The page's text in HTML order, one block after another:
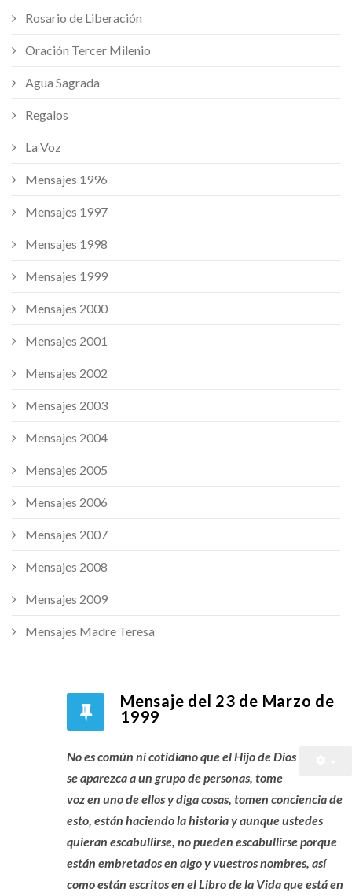
Rosario de Liberación
Oración Tercer Milenio
Agua Sagrada
Regalos
La Voz
Mensajes 1996
Mensajes 1997
Mensajes 1998
Mensajes 1999
Mensajes 2000
Mensajes 2001
Mensajes 2002
Mensajes 2003
Mensajes 2004
Mensajes 2005
Mensajes 2006
Mensajes 2007
Mensajes 2008
Mensajes 2009
Mensajes Madre Teresa
Mensaje del 23 de Marzo de
1999
No es común ni cotidiano que el Hijo de Dios
se aparezca a un grupo de personas, tome
voz en uno de ellos y diga cosas, tomen conciencia de
esto, están haciendo la historia y aunque ustedes
quieran escabullirse, no pueden escabullirse porque
están embretados en algo y vuestros nombres, así
como están escritos en el Libro de la Vida que está en